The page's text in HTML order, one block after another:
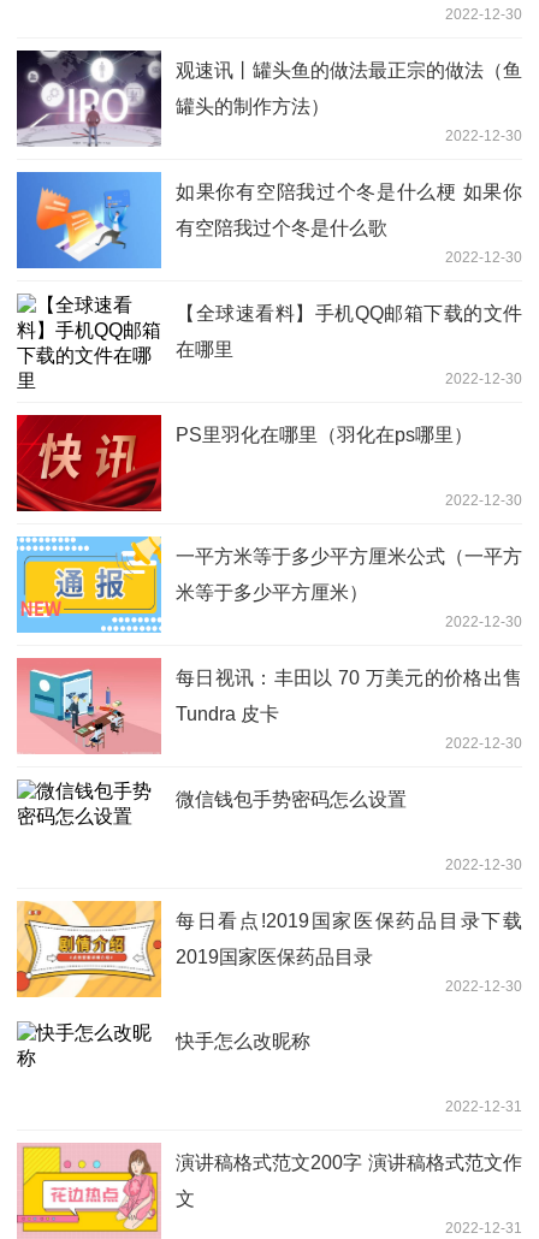
2022-12-30
观速讯丨罐头鱼的做法最正宗的做法（鱼
罐头的制作方法）
2022-12-30
如果你有空陪我过个冬是什么梗 如果你
有空陪我过个冬是什么歌
2022-12-30
【全球速看料】手机QQ邮箱下载的文件
在哪里
2022-12-30
PS里羽化在哪里（羽化在ps哪里）
2022-12-30
一平方米等于多少平方厘米公式（一平方
米等于多少平方厘米）
2022-12-30
每日视讯：丰田以 70 万美元的价格出售
Tundra 皮卡
2022-12-30
微信钱包手势密码怎么设置
2022-12-30
每日看点!2019国家医保药品目录下载
2019国家医保药品目录
2022-12-30
快手怎么改昵称
2022-12-31
演讲稿格式范文200字 演讲稿格式范文作
文
2022-12-31